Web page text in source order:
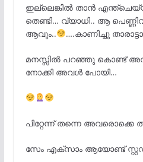
ഇല്ലെങ്കിൽ താൻ
തെണ്ടി… വ്യാധി.. ആ
ആവും..
….കാണിച്ചു
മനസ്സിൽ പറഞ്ഞു കൊണ്ട്
നോക്കി അവൾ പോയി…
പിറ്റേന്ന് തന്നെ അവരൊക്കെ
സേം എക്സാം ആയോണ്ട്